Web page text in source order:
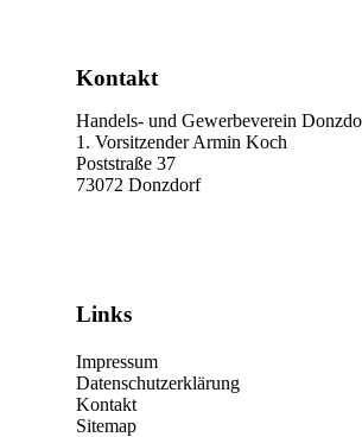
Kontakt
Handels- und Gewerbeverein
1. Vorsitzender Armin Koch
Poststraße 37
73072 Donzdorf
Links
Impressum
Datenschutzerklärung
Kontakt
Sitemap